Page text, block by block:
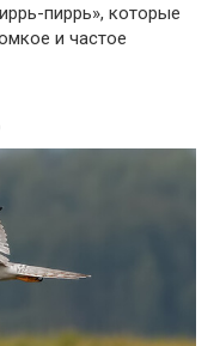
пиррь», которые
и частое